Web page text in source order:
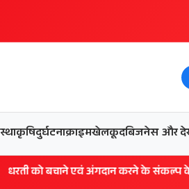
कृषिदुर्घटनाक्राइमखेलकूदबिजनेसऔर
एवं अंगदान करने के संकल्प के साथ